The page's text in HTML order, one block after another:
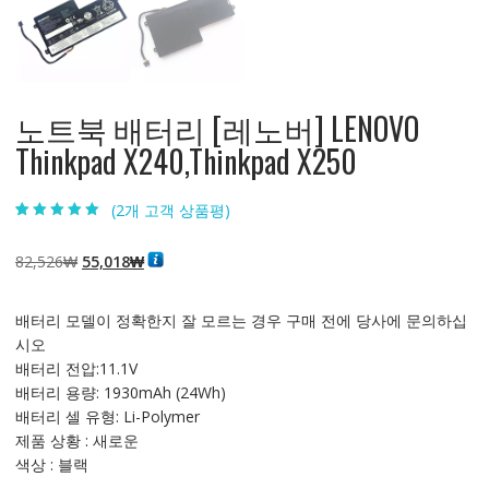
노트북 배터리 [레노버] LENOVO
Thinkpad X240,Thinkpad X250
5점 만점에점
으로 평가됨
(2개 고객 상품평)
82,526₩ 원
격:
55,018₩현
격:
배터리 모델이 정확한지 잘 모르는 경우 구매 전에 당사에 문의하십
시오
배터리 전압:11.1V
배터리 용량: 1930mAh (24Wh)
배터리 셀 유형: Li-Polymer
제품 상황 : 새로운
색상 : 블랙